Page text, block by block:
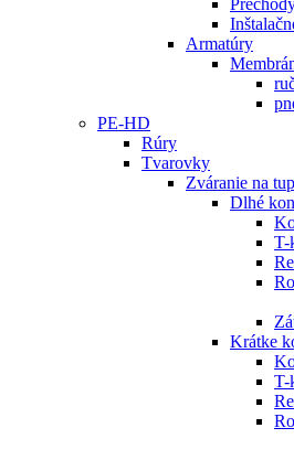
Armatúry
PE-HD
Rúry
Tvarovky
Zváranie na
Dlhé
T-
Krátke
T-